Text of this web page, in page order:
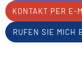
KONTAKT PER E-
RUFEN SIE MICH